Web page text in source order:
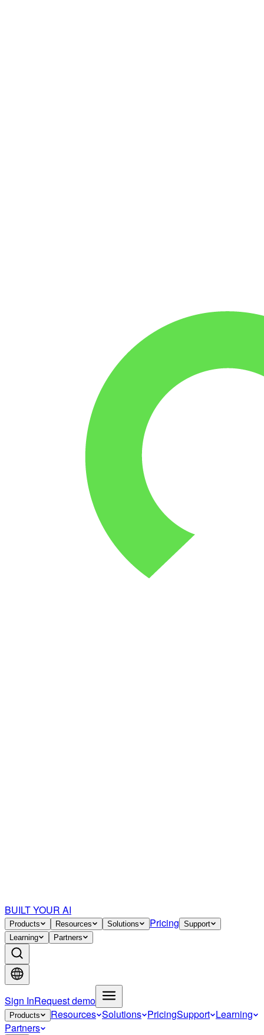
BUILT YOUR AI
Products Resources Solutions Pricing Support
Learning
Partners
Sign InRequest demo
Products Resources Solutions PricingSupport Learning
Partners